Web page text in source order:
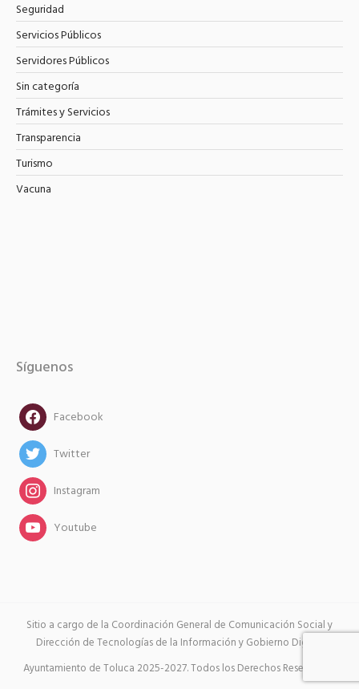
Seguridad
Servicios Públicos
Servidores Públicos
Sin categoría
Trámites y Servicios
Transparencia
Turismo
Vacuna
Síguenos
facebookFacebook
twitterTwitter
instagramInstagram
instagramYoutube
Sitio a cargo de la Coordinación General de Comunicación Social y
Dirección de Tecnologías de la Información y Gobierno Digital.
Ayuntamiento de Toluca 2025-2027. Todos los Derechos Reservados.